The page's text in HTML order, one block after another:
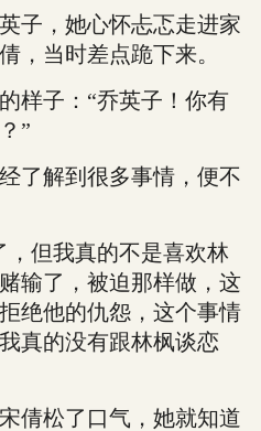
，她心怀忐忑走进家
，当时差点跪下来。
子：“乔英子！你有
”
解到很多事情，便不
但我真的不是喜欢林
输了，被迫那样做，这
绝他的仇怨，这个事情
真的没有跟林枫谈恋
松了口气，她就知道